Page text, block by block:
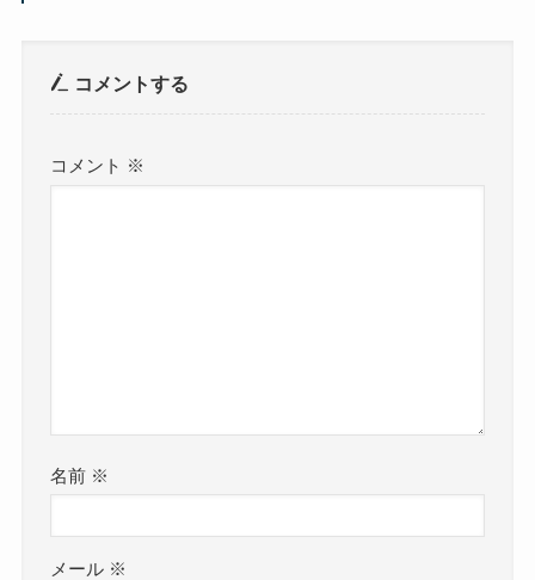
コメントする
コメント ※
名前 ※
メール ※